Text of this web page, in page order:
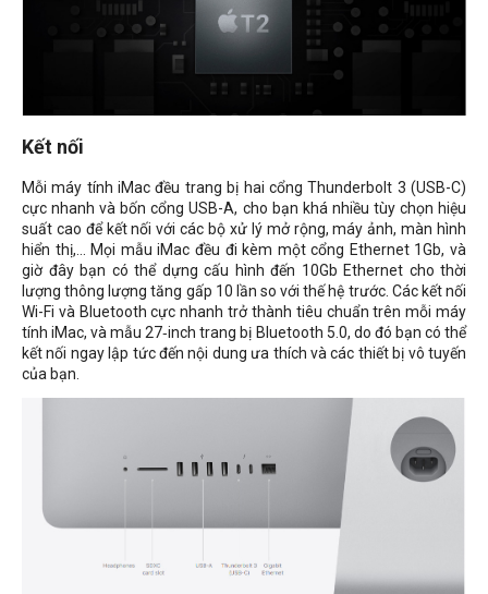
Kết nối
Mỗi máy tính iMac đều trang bị hai cổng Thunderbolt 3 (USB-C)
cực nhanh và bốn cổng USB-A, cho bạn khá nhiều tùy chọn hiệu
suất cao để kết nối với các bộ xử lý mở rộng, máy ảnh, màn hình
hiển thị,... Mọi mẫu iMac đều đi kèm một cổng Ethernet 1Gb, và
giờ đây bạn có thể dựng cấu hình đến 10Gb Ethernet cho thời
lượng thông lượng tăng gấp 10 lần so với thế hệ trước. Các kết nối
Wi-Fi và Bluetooth cực nhanh trở thành tiêu chuẩn trên mỗi máy
tính iMac, và mẫu 27‑inch trang bị Bluetooth 5.0, do đó bạn có thể
kết nối ngay lập tức đến nội dung ưa thích và các thiết bị vô tuyến
của bạn.